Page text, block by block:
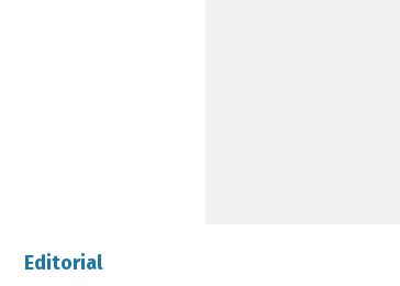
Editorial